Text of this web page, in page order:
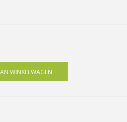
WINKELWAGEN